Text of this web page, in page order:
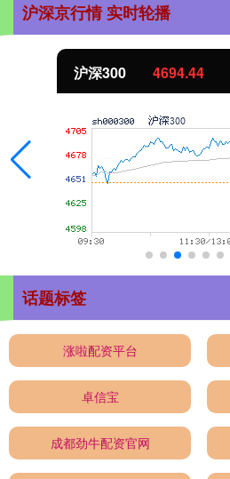
沪深京行情 实时轮播
沪深300 4694.44
话题标签
涨啦配资平台
卓信宝
成都劲牛配资官网